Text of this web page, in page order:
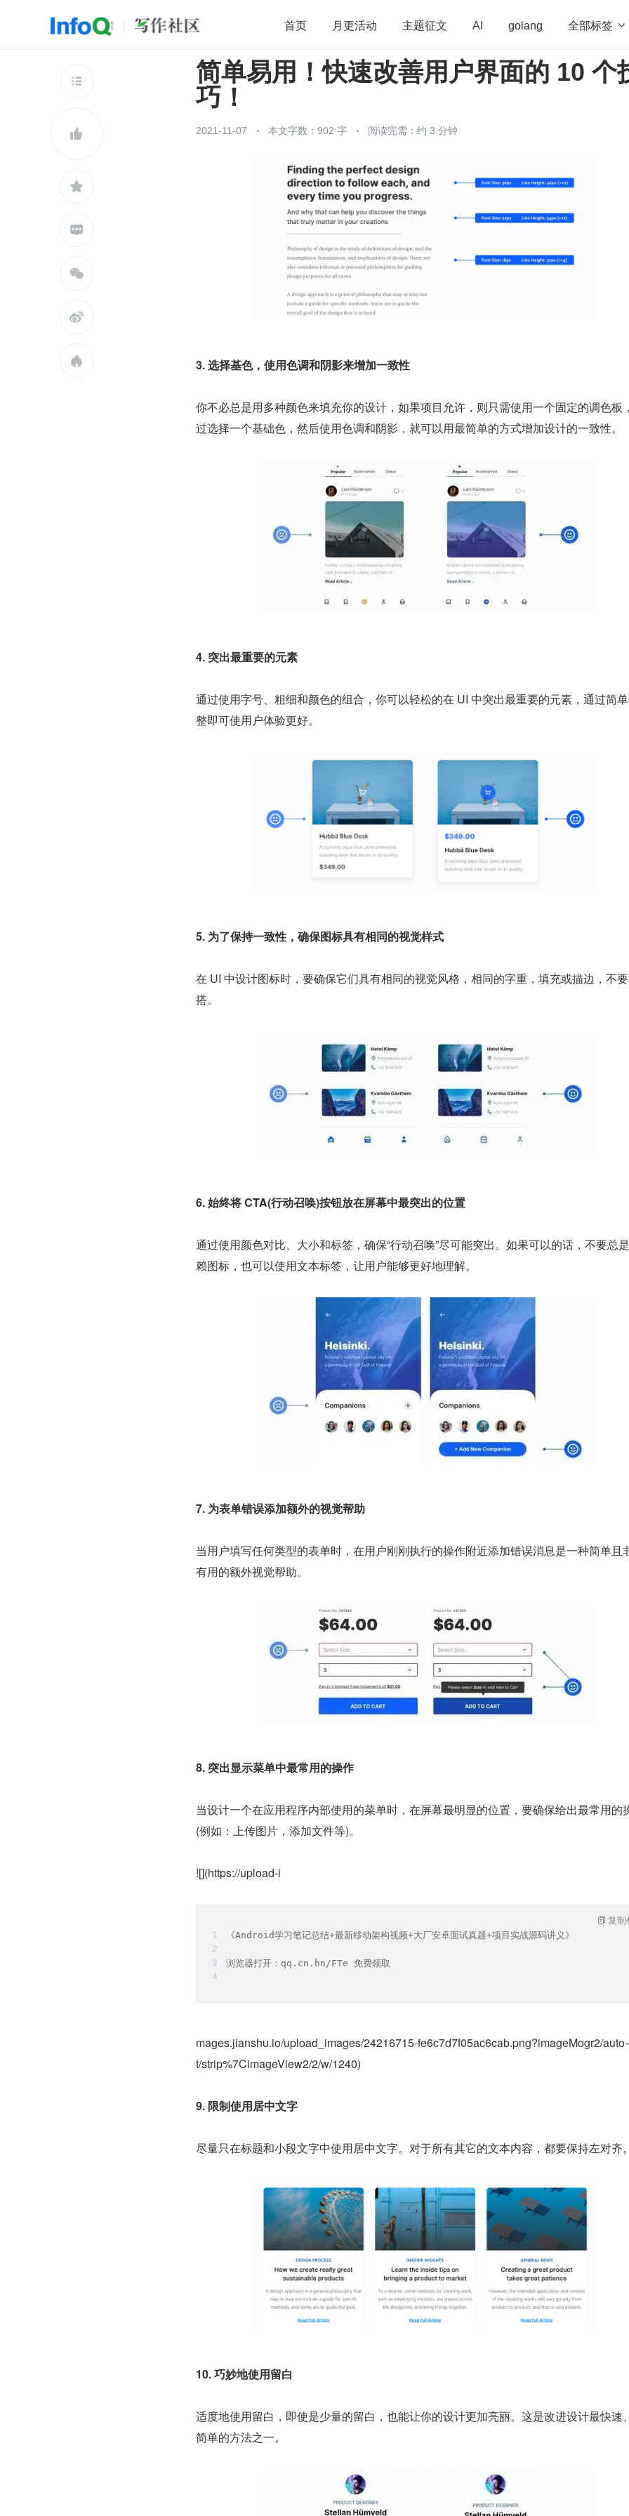
首页 月更活动 主题征文 AI golang 全部标签 
开源 架构 OpenHarmony 算法 学习方法 Web3.0 高
团队管理
查看更多







简单易用！快速改善用户界面的 10 个
巧！
2021-11-07 本文字数：902 字 阅读完需：约 3 分钟
3. 选择基色，使用色调和阴影来增加一致性
你不必总是用多种颜色来填充你的设计，如果项目允许，则只需使用一个固定的调色板
过选择一个基础色，然后使用色调和阴影，就可以用最简单的方式增加设计的一致性。
4. 突出最重要的元素
通过使用字号、粗细和颜色的组合，你可以轻松的在 UI 中突出最重要的元素，通过简
整即可使用户体验更好。
5. 为了保持一致性，确保图标具有相同的视觉样式
在 UI 中设计图标时，要确保它们具有相同的视觉风格，相同的字重，填充或描边，不
搭。
6. 始终将 CTA(行动召唤)按钮放在屏幕中最突出的位置
通过使用颜色对比、大小和标签，确保“行动召唤”尽可能突出。如果可以的话，不要总
赖图标，也可以使用文本标签，让用户能够更好地理解。
7. 为表单错误添加额外的视觉帮助
当用户填写任何类型的表单时，在用户刚刚执行的操作附近添加错误消息是一种简单且
有用的额外视觉帮助。
8. 突出显示菜单中最常用的操作
当设计一个在应用程序内部使用的菜单时，在屏幕最明显的位置，要确保给出最常用的
(例如：上传图片，添加文件等)。
![](https://upload-i
《Android学习笔记总结+最新移动架构视频+大厂安卓面试真题+项目实战源码讲义》
浏览器打开：qq.cn.hn/FTe 免费领取
复制
mages.jianshu.io/upload_images/24216715-fe6c7d7f05ac6cab.png?imageMogr2/
t/strip%7CimageView2/2/w/1240)
9. 限制使用居中文字
尽量只在标题和小段文字中使用居中文字。对于所有其它的文本内容，都要保持左对齐
10. 巧妙地使用留白
适度地使用留白，即使是少量的留白，也能让你的设计更加亮丽。这是改进设计最快速
简单的方法之一。